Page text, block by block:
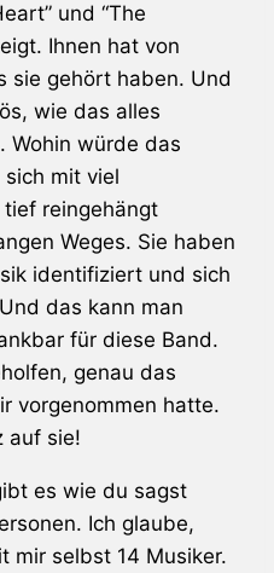
und “The
Ihnen hat von
sie gehört haben. Und
wie das alles
Wohin würde das
mit viel
tief reingehängt
Weges. Sie haben
identifiziert und sich
das kann man
für diese Band.
genau das
vorgenommen hatte.
auf sie!
es wie du sagst
Ich glaube,
mir selbst 14 Musiker.